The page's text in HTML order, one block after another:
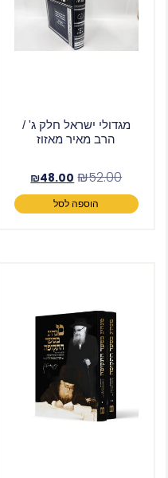
מגדולי ישראל חלק ג' /
הרב מאיר מאזוז
₪52.00
₪48.00
הוספה לסל